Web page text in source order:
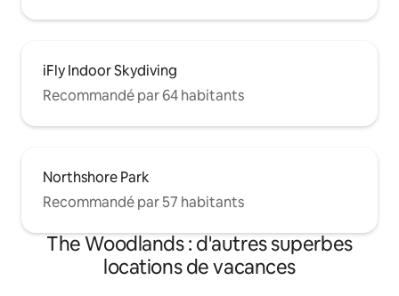
iFly Indoor Skydiving
Recommandé par 64 habitants
Northshore Park
Recommandé par 57 habitants
The Woodlands : d'autres superbes
locations de vacances